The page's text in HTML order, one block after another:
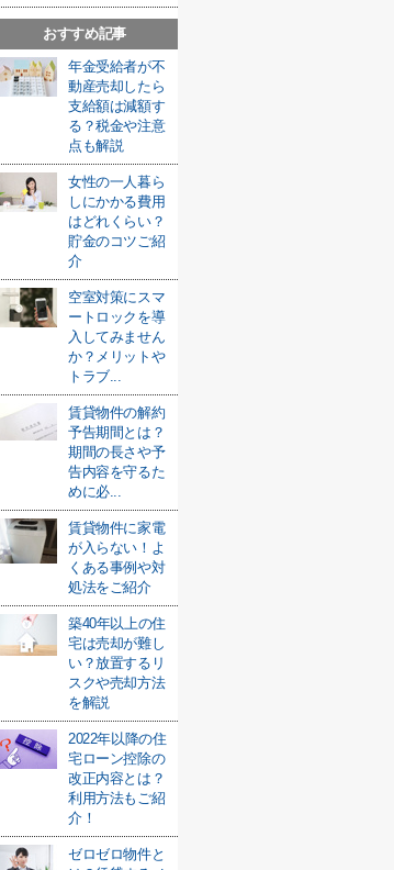
おすすめ記事
年金受給者が不
動産売却したら
支給額は減額す
る？税金や注意
点も解説
女性の一人暮ら
しにかかる費用
はどれくらい？
貯金のコツご紹
介
空室対策にスマ
ートロックを導
入してみません
か？メリットや
トラブ...
賃貸物件の解約
予告期間とは？
期間の長さや予
告内容を守るた
めに必...
賃貸物件に家電
が入らない！よ
くある事例や対
処法をご紹介
築40年以上の住
宅は売却が難し
い？放置するリ
スクや売却方法
を解説
2022年以降の住
宅ローン控除の
改正内容とは？
利用方法もご紹
介！
ゼロゼロ物件と